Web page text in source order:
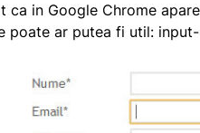
ca in Google Chrome
poate ar putea fi util: